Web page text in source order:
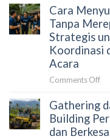
Tim
Cara
Tanpa
Strategis
Koordinasi
Acara
Comments Offon
Gathering
Building
dan